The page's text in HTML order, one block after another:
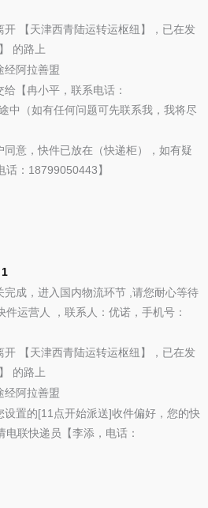
【天津西青陆运转运枢纽】，已在发
的路上
经阿拉善盟
【冉小平，联系电话：
中（如有任何问题可先联系我，我将尽
意，快件已放在（快递柜），如有疑
话：18799050443】
成，进入国内物流环节 ,请您耐心等待
运营人 ，联系人：优诺，手机号：
【天津西青陆运转运枢纽】，已在发
的路上
经阿拉善盟
置的[11点开始派送]收件偏好，您的快
联快递员【李添，电话：